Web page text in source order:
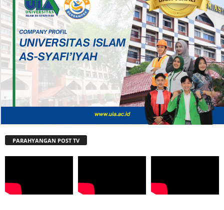
PARAHYANGAN POST TV